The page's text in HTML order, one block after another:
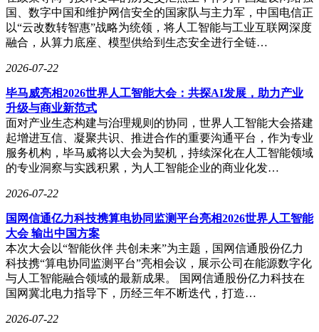
国、数字中国和维护网信安全的国家队与主力军，中国电信正
以“云改数转智惠”战略为统领，将人工智能与工业互联网深度
融合，从算力底座、模型供给到生态安全进行全链…
2026-07-22
毕马威亮相2026世界人工智能大会：共探AI发展，助力产业
升级与商业新范式
面对产业生态构建与治理规则的协同，世界人工智能大会搭建
起增进互信、凝聚共识、推进合作的重要沟通平台，作为专业
服务机构，毕马威将以大会为契机，持续深化在人工智能领域
的专业洞察与实践积累，为人工智能企业的商业化发…
2026-07-22
国网信通亿力科技携算电协同监测平台亮相2026世界人工智能
大会 输出中国方案
本次大会以“智能伙伴 共创未来”为主题，国网信通股份亿力
科技携“算电协同监测平台”亮相会议，展示公司在能源数字化
与人工智能融合领域的最新成果。 国网信通股份亿力科技在
国网冀北电力指导下，历经三年不断迭代，打造…
2026-07-22